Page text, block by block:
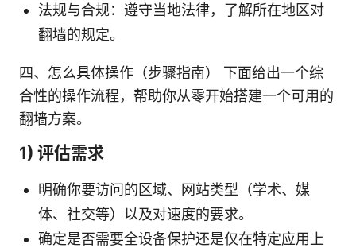
法规与合规：遵守当地法律，了解所在地区对
翻墙的规定。
四、怎么具体操作（步骤指南） 下面给出一个综
合性的操作流程，帮助你从零开始搭建一个可用的
翻墙方案。
1) 评估需求
明确你要访问的区域、网站类型（学术、媒
体、社交等）以及对速度的要求。
确定是否需要全设备保护还是仅在特定应用上